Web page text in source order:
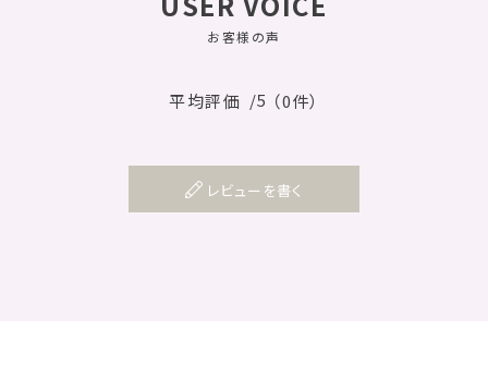
お客様の声
平均評価 /5 （0件）
レビューを書く